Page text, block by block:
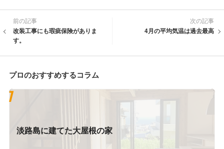
前の記事
改装工事にも瑕疵保険がありま
す。
次の記事
4月の平均気温は過去最高
プロのおすすめするコラム
淡路島に建てた大屋根の家